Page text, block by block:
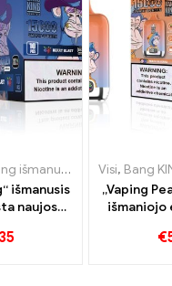
cigaretės Belgija,
ekranas 15000 Puff
išmanusis
naujos
Visi, Bang
„Vaping
išmaniojo
€